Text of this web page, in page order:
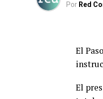
Por Red
El
El